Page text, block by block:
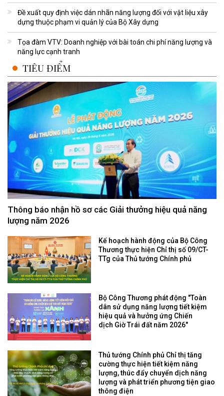
Đề xuất quy định việc dán nhãn năng lượng đối với vật liệu xây
dựng thuộc phạm vi quản lý của Bộ Xây dựng
Tọa đàm VTV: Doanh nghiệp với bài toán chi phí năng lượng và
năng lực cạnh tranh
TIÊU ĐIỂM
Thông báo nhận hồ sơ các Giải thưởng hiệu quả năng
lượng năm 2026
Kế hoạch hành động của Bộ Công
Thương thực hiện Chỉ thị số 09/CT-
TTg của Thủ tướng Chính phủ
Bộ Công Thương phát động "Toàn
dân sử dụng năng lượng tiết kiệm
hiệu quả và hưởng ứng Chiến
dịch Giờ Trái đất năm 2026"
Thủ tướng Chính phủ Chỉ thị tăng
cường thực hiện tiết kiệm năng
lượng, thúc đẩy chuyển dịch năng
lượng và phát triển phương tiện giao
thông điện